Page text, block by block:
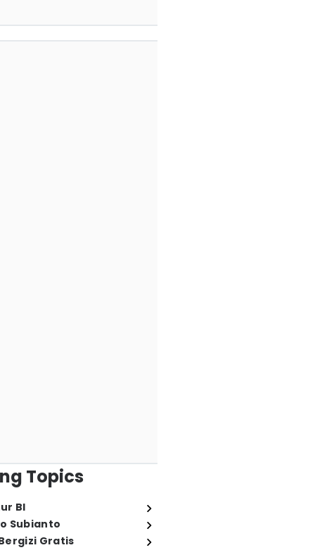
Topics
BI
Subianto
Gratis